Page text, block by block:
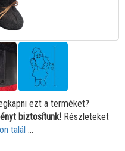
ezt a terméket?
biztosítunk! Részleteket
talál ...